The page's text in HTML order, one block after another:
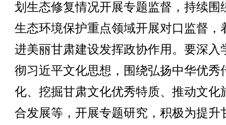
划生态修复情况开展专题监督，持续围
生态环境保护重点领域开展对口监督，
进美丽甘肃建设发挥政协作用。要深入
彻习近平文化思想，围绕弘扬中华优秀
化、挖掘甘肃文化优秀特质、推动文化
合发展等，开展专题研究，积极为提升